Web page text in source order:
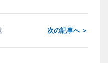
次の記事へ ＞